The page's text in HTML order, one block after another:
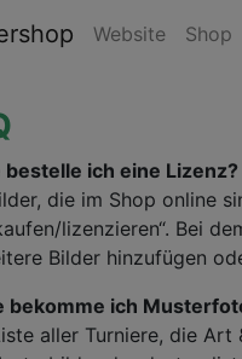
Website Shop
bestelle ich eine Lizenz?
die im Shop online
lizenzieren“. Bei
Bilder hinzufügen
bekomme ich
aller Turniere, die